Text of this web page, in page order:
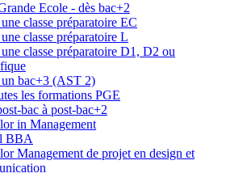
Ecole - dès bac+2
classe préparatoire EC
classe préparatoire L
classe préparatoire D1, D2 ou
bac+3 (AST 2)
les formations PGE
bac à post-bac+2
in Management
BBA
Management de projet en design et